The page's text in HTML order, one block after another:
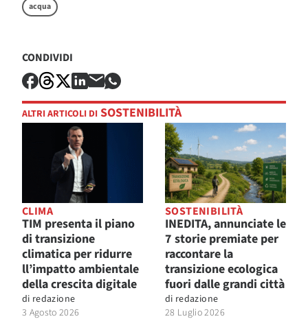
acqua
CONDIVIDI
ALTRI ARTICOLI DI SOSTENIBILITÀ
CLIMA
TIM presenta il piano
di transizione
climatica per ridurre
ll’impatto ambientale
della crescita digitale
di redazione
3 Agosto 2026
SOSTENIBILITÀ
INEDITA, annunciate le
7 storie premiate per
raccontare la
transizione ecologica
fuori dalle grandi città
di redazione
28 Luglio 2026